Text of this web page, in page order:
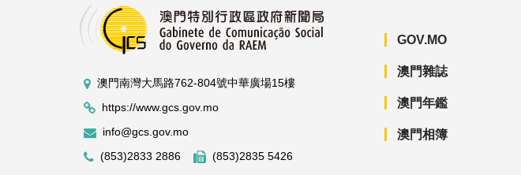
澳門南灣大馬路762-804號中華廣場15樓
https://www.gcs.gov.mo
info@gcs.gov.mo
(853)2833 2886
(853)2835 5426
GOV.MO
澳門雜誌
澳門年鑑
澳門相簿